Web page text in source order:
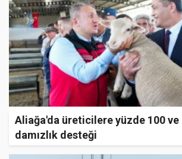
Aliağa'da üreticilere yüzde 100 ve
damızlık desteği